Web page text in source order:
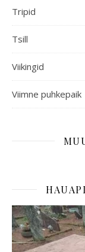
Tripid
Tsill
Viikingid
Viimne puhkepaik